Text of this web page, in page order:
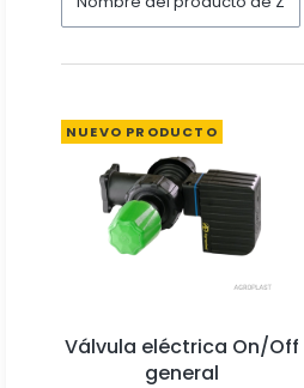
NUEVO PRODUCTO
Válvula eléctrica On/Off
general